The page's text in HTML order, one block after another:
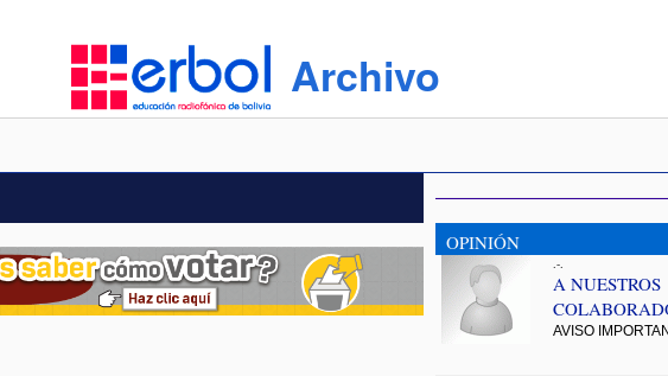
Archivo
OPINIÓN
.-.
A NUESTROS
AVISO